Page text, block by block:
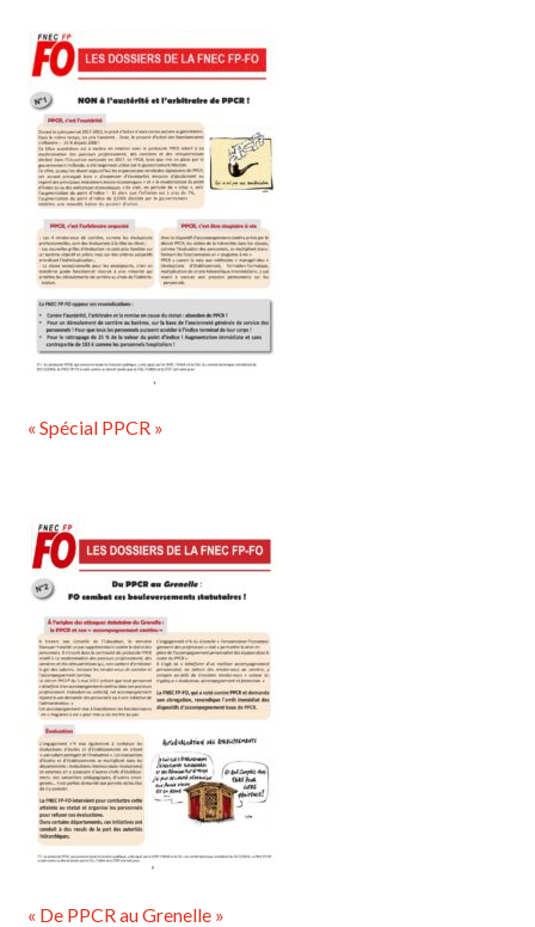
« Spécial PPCR »
« De PPCR au Grenelle »